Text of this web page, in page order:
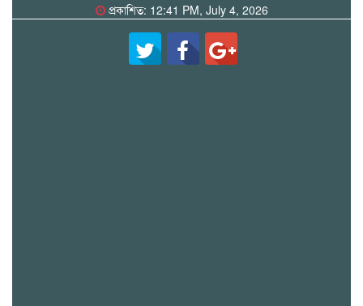
প্রকাশিত: 12:41 PM, July 4, 2026